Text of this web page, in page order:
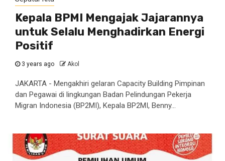
Kepala BPMI Mengajak Jajarannya
untuk Selalu Menghadirkan Energi
Positif
3 years ago Akol
JAKARTA - Mengakhiri gelaran Capacity Building Pimpinan
dan Pegawai di lingkungan Badan Pelindungan Pekerja
Migran Indonesia (BP2MI), Kepala BP2MI, Benny...